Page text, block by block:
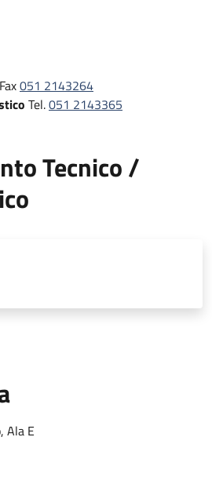
diagnostiche e terapeutiche
up
051 2143264
Tel.051 2143365
Tecnico /
Ala E